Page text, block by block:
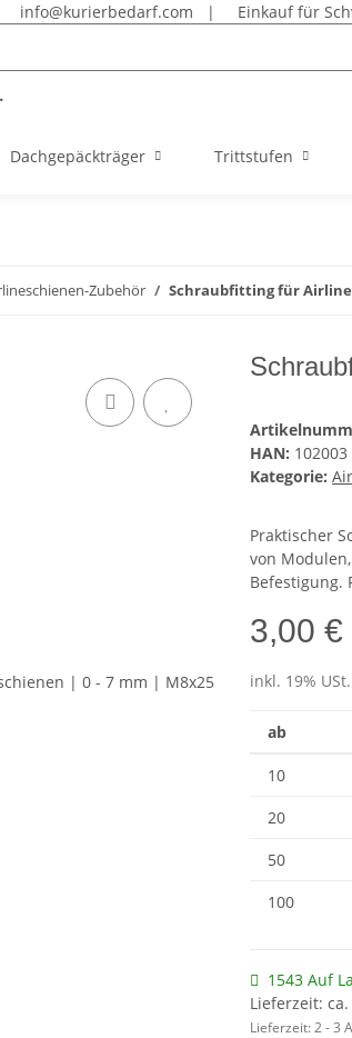
info@kurierbedarf.com | Einkauf für
Dachgepäckträger Trittstufen
Zubehör Schraubfitting für
HAN: 102003
Kategorie:
Praktischer
von
Befestigung.
3,00 €
inkl. 19%
ab
10
20
50
100
1543 Auf
Lieferzeit:
Lieferzeit:2 - 3